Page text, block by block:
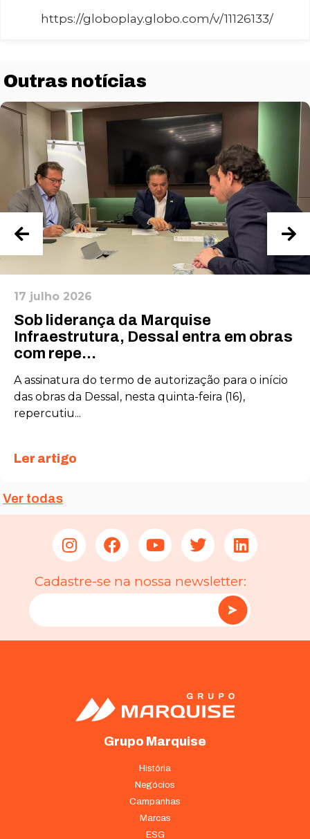
https://globoplay.globo.com/v/11126133/
Outras notícias
17 julho 2026
Sob liderança da Marquise
Infraestrutura, Dessal entra em obras
com repe...
A assinatura do termo de autorização para o início
das obras da Dessal, nesta quinta-feira (16),
repercutiu...
Ler artigo
Ver todas
Cadastre-se na nossa newsletter:
Grupo Marquise
História
Negócios
Campanhas
Marcas
ESG